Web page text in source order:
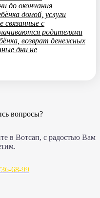
до окончания
домой, услуги
связанные с
родителями
возврат денежных
дни не
вопросы?
в Вотсап, с радостью Вам
68-99